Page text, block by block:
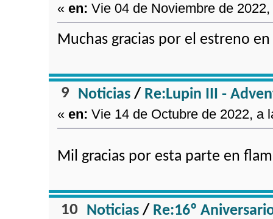
«en: Vie 04 de Noviembre de
Muchas gracias por el estreno
9 Noticias/ Re:Lupin III -
«en: Vie 14 de Octubre de 2022, a
Mil gracias por esta parte en
10 Noticias/ Re:16º